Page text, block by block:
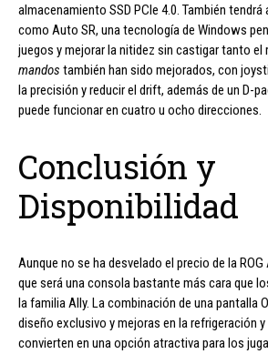
almacenamiento SSD PCIe 4.0. También
como Auto SR, una tecnología de Windows
juegos y mejorar la nitidez sin castigar tanto el
mandos también han sido mejorados, con
la precisión y reducir el drift, además de un D-
puede funcionar en cuatro u ocho direcciones.
Conclusión y
Disponibilidad
Aunque no se ha desvelado el precio de la
que será una consola bastante más cara que
la familia Ally. La combinación de una pantalla
diseño exclusivo y mejoras en la refrigeración
convierten en una opción atractiva para los